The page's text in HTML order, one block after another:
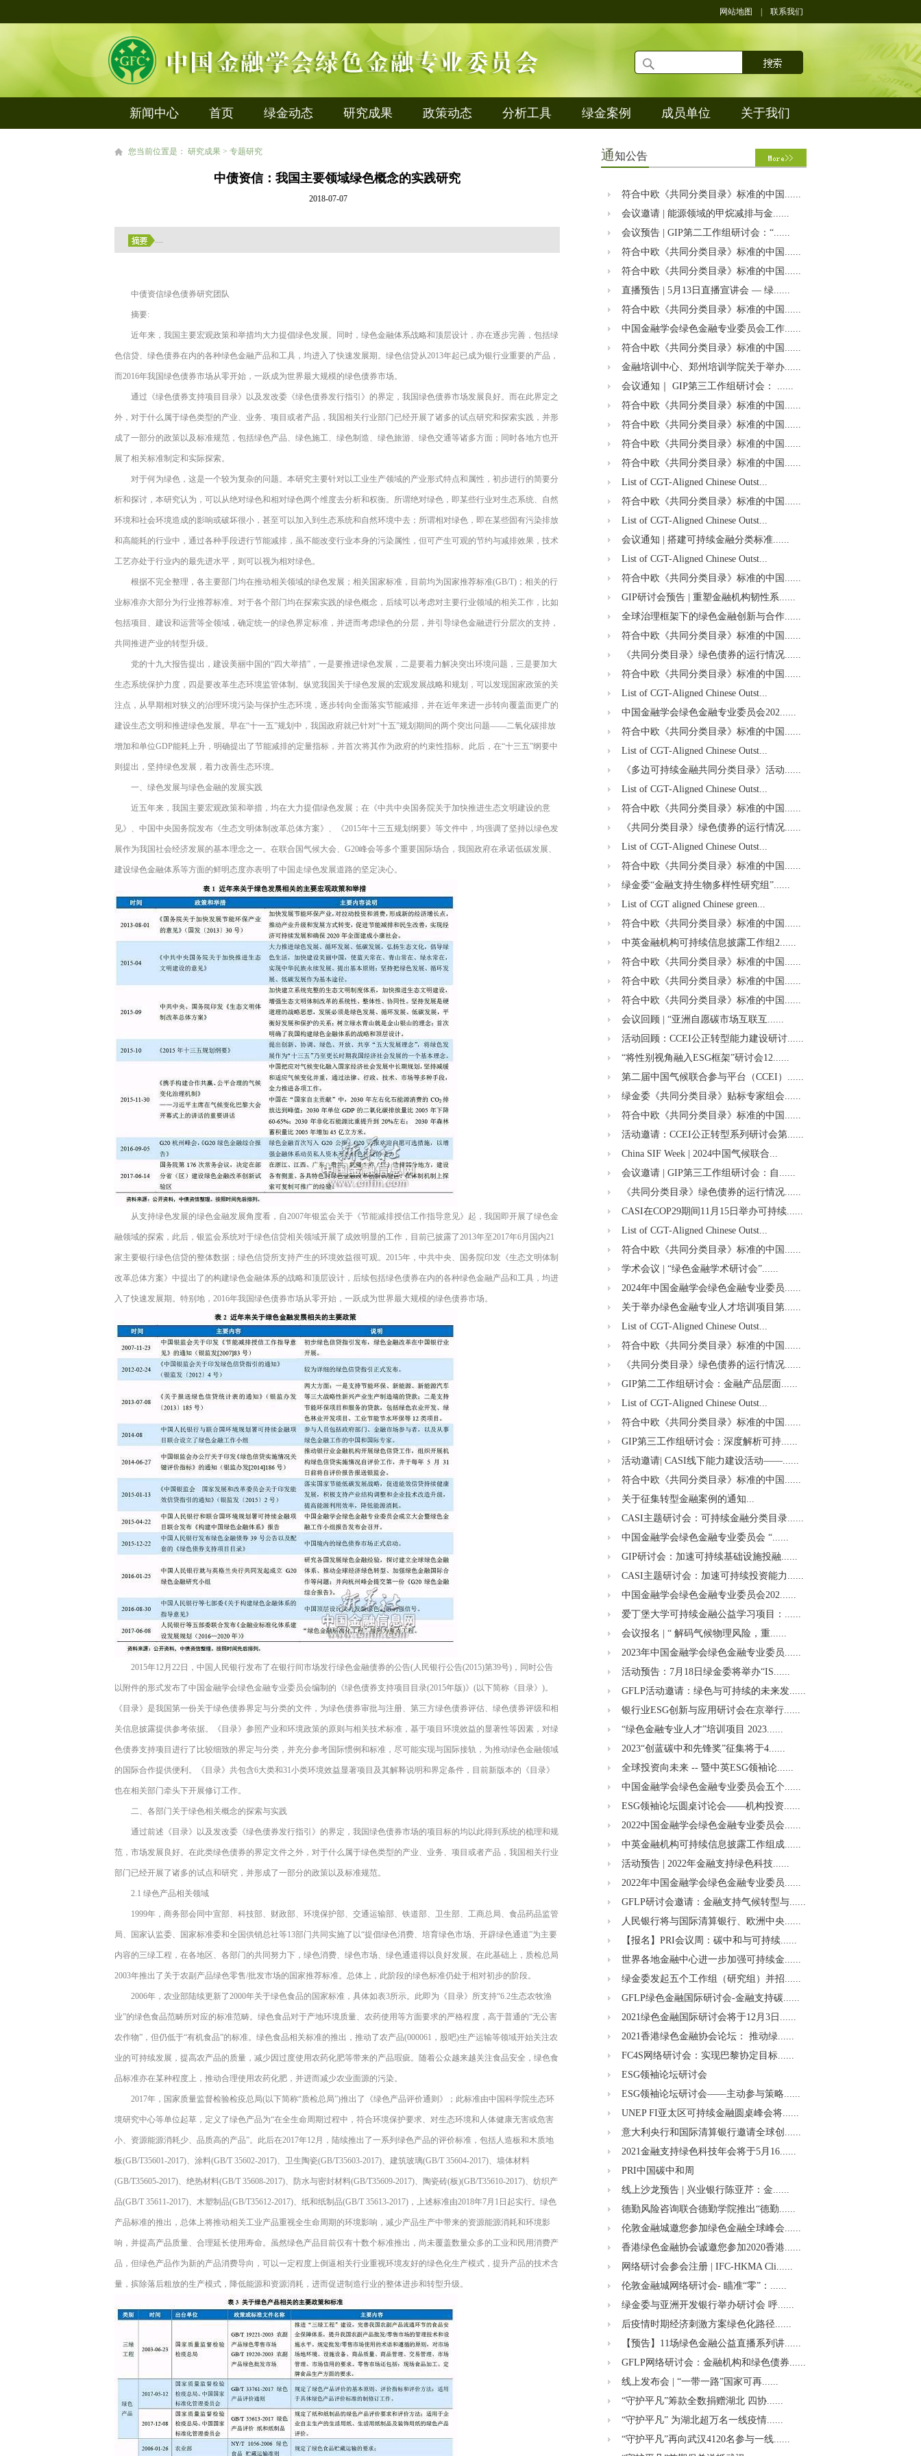
网站地图 联系我们
新闻中心 首页 绿金动态 研究成果 政策动态 分析工具 绿金案例 成员单位 关于我们
您当前位置是： 研究成果 > 专题研究
中债资信：我国主要领域绿色概念的实践研究
2018-07-07
....
中债资信绿色债券研究团队
摘要:
近年来，我国主要宏观政策和举措均大力提倡绿色发展。同时，绿色金融体系战略和顶层设计，亦在逐步完善，包括绿
色信贷、绿色债券在内的各种绿色金融产品和工具，均进入了快速发展期。绿色信贷从2013年起已成为银行业重要的产品，
而2016年我国绿色债券市场从零开始，一跃成为世界最大规模的绿色债券市场。
通过《绿色债券支持项目目录》以及发改委《绿色债券发行指引》的界定，我国绿色债券市场发展良好。而在此界定之
外，对于什么属于绿色类型的产业、业务、项目或者产品，我国相关行业部门已经开展了诸多的试点研究和探索实践，并形
成了一部分的政策以及标准规范，包括绿色产品、绿色施工、绿色制造、绿色旅游、绿色交通等诸多方面；同时各地方也开
展了相关标准制定和实际探索。
对于何为绿色，这是一个较为复杂的问题。本研究主要针对以工业生产领域的产业形式特点和属性，初步进行的简要分
析和探讨，本研究认为，可以从绝对绿色和相对绿色两个维度去分析和权衡。所谓绝对绿色，即某些行业对生态系统、自然
环境和社会环境造成的影响或破坏很小，甚至可以加入到生态系统和自然环境中去；所谓相对绿色，即在某些固有污染排放
和高能耗的行业中，通过各种手段进行节能减排，虽不能改变行业本身的污染属性，但可产生可观的节约与减排效果，技术
工艺亦处于行业内的最先进水平，则可以视为相对绿色。
根据不完全整理，各主要部门均在推动相关领域的绿色发展；相关国家标准，目前均为国家推荐标准(GB/T)；相关的行
业标准亦大部分为行业推荐标准。对于各个部门均在探索实践的绿色概念，后续可以考虑对主要行业领域的相关工作，比如
包括项目、建设和运营等全领域，确定统一的绿色界定标准，并进而考虑绿色的分层，并引导绿色金融进行分层次的支持，
共同推进产业的转型升级。
党的十九大报告提出，建设美丽中国的“四大举措”，一是要推进绿色发展，二是要着力解决突出环境问题，三是要加大
生态系统保护力度，四是要改革生态环境监管体制。纵览我国关于绿色发展的宏观发展战略和规划，可以发现国家政策的关
注点，从早期相对狭义的治理环境污染与保护生态环境，逐步转向全面落实节能减排，并在近年来进一步转向覆盖面更广的
建设生态文明和推进绿色发展。早在“十一五”规划中，我国政府就已针对“十五”规划期间的两个突出问题——二氧化碳排放
增加和单位GDP能耗上升，明确提出了节能减排的定量指标，并首次将其作为政府的约束性指标。此后，在“十三五”纲要中
则提出，坚持绿色发展，着力改善生态环境。
一、绿色发展与绿色金融的发展实践
近五年来，我国主要宏观政策和举措，均在大力提倡绿色发展；在《中共中央国务院关于加快推进生态文明建设的意
见》、中国中央国务院发布《生态文明体制改革总体方案》、《2015年十三五规划纲要》等文件中，均强调了坚持以绿色发
展作为我国社会经济发展的基本理念之一。在联合国气候大会、G20峰会等多个重要国际场合，我国政府在承诺低碳发展、
建设绿色金融体系等方面的鲜明态度亦表明了中国走绿色发展道路的坚定决心。
从支持绿色发展的绿色金融发展角度看，自2007年银监会关于《节能减排授信工作指导意见》起，我国即开展了绿色金
融领域的探索，此后，银监会系统对于绿色信贷相关领域开展了成效明显的工作，目前已披露了2013年至2017年6月国内21
家主要银行绿色信贷的整体数据；绿色信贷所支持产生的环境效益很可观。2015年，中共中央、国务院印发《生态文明体制
改革总体方案》中提出了的构建绿色金融体系的战略和顶层设计，后续包括绿色债券在内的各种绿色金融产品和工具，均进
入了快速发展期。特别地，2016年我国绿色债券市场从零开始，一跃成为世界最大规模的绿色债券市场。
2015年12月22日，中国人民银行发布了在银行间市场发行绿色金融债券的公告(人民银行公告(2015)第39号)，同时公告
以附件的形式发布了中国金融学会绿色金融专业委员会编制的《绿色债券支持项目目录(2015年版)》(以下简称《目录》)。
《目录》是我国第一份关于绿色债券界定与分类的文件，为绿色债券审批与注册、第三方绿色债券评估、绿色债券评级和相
关信息披露提供参考依据。《目录》参照产业和环境政策的原则与相关技术标准，基于项目环境效益的显著性等因素，对绿
色债券支持项目进行了比较细致的界定与分类，并充分参考国际惯例和标准，尽可能实现与国际接轨，为推动绿色金融领域
的国际合作提供便利。《目录》共包含6大类和31小类环境效益显著项目及其解释说明和界定条件，目前新版本的《目录》
也在相关部门牵头下开展修订工作。
二、各部门关于绿色相关概念的探索与实践
通过前述《目录》以及发改委《绿色债券发行指引》的界定，我国绿色债券市场的项目标的均以此得到系统的梳理和规
范，市场发展良好。在此类绿色债券的界定文件之外，对于什么属于绿色类型的产业、业务、项目或者产品，我国相关行业
部门已经开展了诸多的试点和研究，并形成了一部分的政策以及标准规范。
2.1 绿色产品相关领域
1999年，商务部会同中宣部、科技部、财政部、环境保护部、交通运输部、铁道部、卫生部、工商总局、食品药品监管
局、国家认监委、国家标准委和全国供销总社等13部门共同实施了以“提倡绿色消费、培育绿色市场、开辟绿色通道”为主要
内容的三绿工程，在各地区、各部门的共同努力下，绿色消费、绿色市场、绿色通道得以良好发展。在此基础上，质检总局
2003年推出了关于农副产品绿色零售/批发市场的国家推荐标准。总体上，此阶段的绿色标准仍处于相对初步的阶段。
2006年，农业部陆续更新了2000年关于绿色食品的国家标准，具体如表3所示。此即为《目录》所支持“6.2生态农牧渔
业”的绿色食品范畴所对应的标准范畴。绿色食品对于产地环境质量、农药使用等方面要求的严格程度，高于普通的“无公害
农作物”，但仍低于“有机食品”的标准。绿色食品相关标准的推出，推动了农产品(000061，股吧)生产运输等领域开始关注农
业的可持续发展，提高农产品的质量，减少因过度使用农药化肥等带来的产品瑕疵。随着公众越来越关注食品安全，绿色食
品标准亦在某种程度上，推动合理使用农药化肥，并进而减少农业面源的污染。
2017年，国家质量监督检验检疫总局(以下简称“质检总局”)推出了《绿色产品评价通则》；此标准由中国科学院生态环
境研究中心等单位起草，定义了绿色产品为“在全生命周期过程中，符合环境保护要求、对生态环境和人体健康无害或危害
小、资源能源消耗少、品质高的产品”。此后在2017年12月，陆续推出了一系列绿色产品的评价标准，包括人造板和木质地
板(GB/T35601-2017)、涂料(GB/T 35602-2017)、卫生陶瓷(GB/T35603-2017)、建筑玻璃(GB/T 35604-2017)、墙体材料
(GB/T35605-2017)、绝热材料(GB/T 35608-2017)、防水与密封材料(GB/T35609-2017)、陶瓷砖(板)(GB/T35610-2017)、纺织产
品(GB/T 35611-2017)、木塑制品(GB/T35612-2017)、纸和纸制品(GB/T 35613-2017)，上述标准由2018年7月1日起实行。绿色
产品标准的推出，总体上将推动相关工业产品重视全生命周期的环境影响，减少产品生产中带来的资源能源消耗和环境影
响，并提高产品质量、合理延长使用寿命。虽然绿色产品目前仅有十数个标准推出，尚未覆盖数量众多的工业和民用消费产
品，但绿色产品作为新的产品消费导向，可以一定程度上倒逼相关行业重视环境友好的绿色化生产模式，提升产品的技术含
量，摈除落后粗放的生产模式，降低能源和资源消耗，进而促进制造行业的整体进步和转型升级。
通知公告
符合中欧《共同分类目录》标准的中国......
会议邀请 | 能源领域的甲烷减排与金......
会议预告 | GIP第二工作组研讨会：“......
符合中欧《共同分类目录》标准的中国......
符合中欧《共同分类目录》标准的中国......
直播预告 | 5月13日直播宣讲会 — 绿......
符合中欧《共同分类目录》标准的中国......
中国金融学会绿色金融专业委员会工作......
符合中欧《共同分类目录》标准的中国......
金融培训中心、郑州培训学院关于举办......
会议通知｜ GIP第三工作组研讨会： ......
符合中欧《共同分类目录》标准的中国......
符合中欧《共同分类目录》标准的中国......
符合中欧《共同分类目录》标准的中国......
符合中欧《共同分类目录》标准的中国......
List of CGT-Aligned Chinese Outst...
符合中欧《共同分类目录》标准的中国......
List of CGT-Aligned Chinese Outst...
会议通知 | 搭建可持续金融分类标准......
List of CGT-Aligned Chinese Outst...
符合中欧《共同分类目录》标准的中国......
GIP研讨会预告 | 重塑金融机构韧性系......
全球治理框架下的绿色金融创新与合作......
符合中欧《共同分类目录》标准的中国......
《共同分类目录》绿色债券的运行情况......
符合中欧《共同分类目录》标准的中国......
List of CGT-Aligned Chinese Outst...
中国金融学会绿色金融专业委员会202......
符合中欧《共同分类目录》标准的中国......
List of CGT-Aligned Chinese Outst...
《多边可持续金融共同分类目录》活动......
List of CGT-Aligned Chinese Outst...
符合中欧《共同分类目录》标准的中国......
《共同分类目录》绿色债券的运行情况......
List of CGT-Aligned Chinese Outst...
符合中欧《共同分类目录》标准的中国......
绿金委“金融支持生物多样性研究组”......
List of CGT aligned Chinese green...
符合中欧《共同分类目录》标准的中国......
中英金融机构可持续信息披露工作组2......
符合中欧《共同分类目录》标准的中国......
符合中欧《共同分类目录》标准的中国......
符合中欧《共同分类目录》标准的中国......
会议回顾 | “亚洲自愿碳市场互联互......
活动回顾：CCEI公正转型能力建设研讨......
“将性别视角融入ESG框架”研讨会12......
第二届中国气候联合参与平台（CCEI）......
绿金委《共同分类目录》贴标专家组会......
符合中欧《共同分类目录》标准的中国......
活动邀请：CCEI公正转型系列研讨会第......
China SIF Week | 2024中国气候联合...
会议邀请 | GIP第三工作组研讨会：自......
《共同分类目录》绿色债券的运行情况......
CASI在COP29期间11月15日举办可持续......
List of CGT-Aligned Chinese Outst...
符合中欧《共同分类目录》标准的中国......
学术会议 | “绿色金融学术研讨会”......
2024年中国金融学会绿色金融专业委员......
关于举办绿色金融专业人才培训项目第......
List of CGT-Aligned Chinese Outst...
符合中欧《共同分类目录》标准的中国......
《共同分类目录》绿色债券的运行情况......
GIP第二工作组研讨会：金融产品层面......
List of CGT-Aligned Chinese Outst...
符合中欧《共同分类目录》标准的中国......
GIP第三工作组研讨会：深度解析可持......
活动邀请| CASI线下能力建设活动——......
符合中欧《共同分类目录》标准的中国......
关于征集转型金融案例的通知...
CASI主题研讨会：可持续金融分类目录......
中国金融学会绿色金融专业委员会 “......
GIP研讨会：加速可持续基础设施投融......
CASI主题研讨会：加速可持续投资能力......
中国金融学会绿色金融专业委员会202......
爱丁堡大学可持续金融公益学习项目：......
会议报名 | “ 解码气候物理风险，重......
2023年中国金融学会绿色金融专业委员......
活动预告：7月18日绿金委将举办“IS......
GFLP活动邀请：绿色与可持续的未来发......
银行业ESG创新与应用研讨会在京举行......
“绿色金融专业人才”培训项目 2023......
2023“创蓝碳中和先锋奖”征集将于4......
全球投资向未来 -- 暨中英ESG领袖论......
中国金融学会绿色金融专业委员会五个......
ESG领袖论坛圆桌讨论会——机构投资......
2022中国金融学会绿色金融专业委员会......
中英金融机构可持续信息披露工作组成......
活动预告 | 2022年金融支持绿色科技......
2022年中国金融学会绿色金融专业委员......
GFLP研讨会邀请：金融支持气候转型与......
人民银行将与国际清算银行、欧洲中央......
【报名】PRI会议周：碳中和与可持续......
世界各地金融中心进一步加强可持续金......
绿金委发起五个工作组（研究组）并招......
GFLP绿色金融国际研讨会-金融支持碳......
2021绿色金融国际研讨会将于12月3日......
2021香港绿色金融协会论坛： 推动绿......
​FC4S网络研讨会：实现巴黎协定目标......
ESG领袖论坛研讨会
ESG领袖论坛研讨会——主动参与策略......
UNEP FI亚太区可持续金融圆桌峰会将......
意大利央行和国际清算银行邀请全球创......
2021金融支持绿色科技年会将于5月16......
PRI中国碳中和周
线上沙龙预告 | 兴业银行陈亚芹：金......
德勤风险咨询联合德勤学院推出“德勤......
伦敦金融城邀您参加绿色金融全球峰会......
香港绿色金融协会诚邀您参加2020香港......
网络研讨会参会注册 | IFC-HKMA Cli......
伦敦金融城网络研讨会- 瞄准“零”：......
绿金委与亚洲开发银行举办研讨会 呼......
后疫情时期经济刺激方案绿色化路径......
【预告】11场绿色金融公益直播系列讲......
GFLP网络研讨会：金融机构和绿色债券......
线上发布会 | “一带一路”国家可再......
“守护平凡”筹款全数捐赠湖北 四协......
“守护平凡” 为湖北超万名一线疫情......
“守护平凡”再向武汉4120名参与一线......